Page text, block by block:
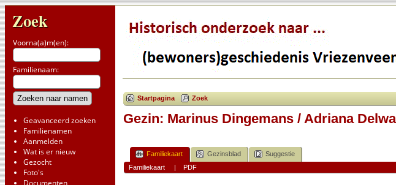
Zoek
Voorna(a)m(en):
Familienaam:
Geavanceerd zoeken
Familienamen
Aanmelden
Wat is er nieuw
Gezocht
Foto's
Documenten
Startpagina Zoek
Gezin: Marinus Dingemans / Adriana
Familiekaart Gezinsblad
Suggestie
Familiekaart
| PDF